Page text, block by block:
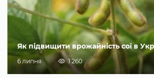
Як підвищити врожайність сої в
6 липня 1 260